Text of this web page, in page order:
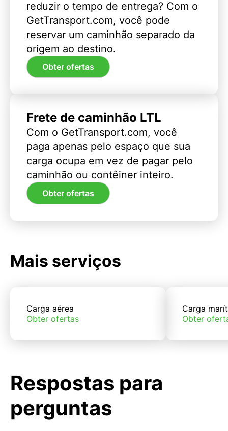
reduzir o tempo de entrega? Com o
GetTransport.com, você pode
reservar um caminhão separado da
origem ao destino.
Obter ofertas
Frete de caminhão LTL
Com o GetTransport.com, você
paga apenas pelo espaço que sua
carga ocupa em vez de pagar pelo
caminhão ou contêiner inteiro.
Obter ofertas
Mais serviços
Carga aérea
Obter ofertas
Carga
Obter
Respostas para
perguntas